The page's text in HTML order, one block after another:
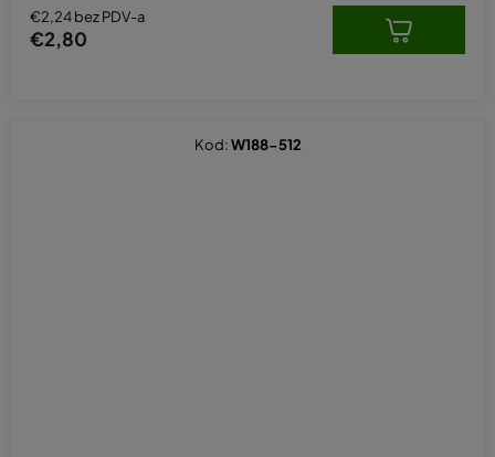
€2,24 bez PDV-a
€2,80
Kod:W188-512